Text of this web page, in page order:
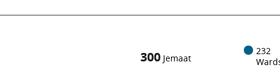
300 Jemaat
232